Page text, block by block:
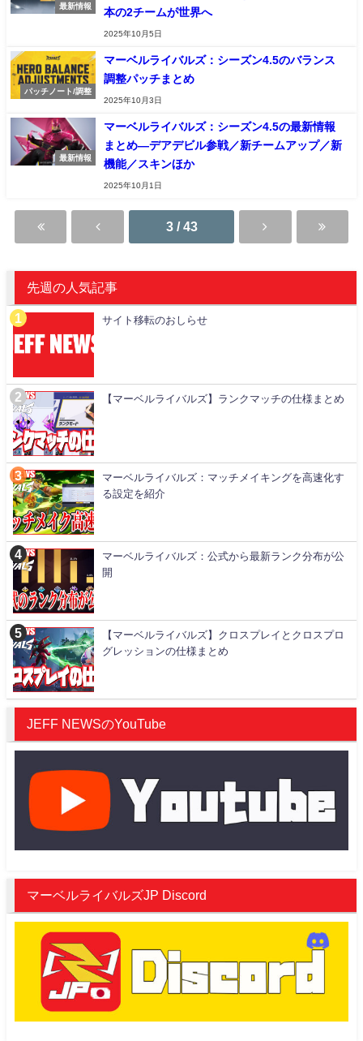
最新情報
本の2チームが世界へ
2025年10月5日
パッチノート/調整
マーベルライバルズ：シーズン4.5のバランス
調整パッチまとめ
2025年10月3日
最新情報
マーベルライバルズ：シーズン4.5の最新情報
まとめ—デアデビル参戦／新チームアップ／新
機能／スキンほか
2025年10月1日
3 / 43
先週の人気記事
サイト移転のおしらせ
【マーベルライバルズ】ランクマッチの仕様まとめ
マーベルライバルズ：マッチメイキングを高速化す
る設定を紹介
マーベルライバルズ：公式から最新ランク分布が公
開
【マーベルライバルズ】クロスプレイとクロスプロ
グレッションの仕様まとめ
JEFF NEWSのYouTube
マーベルライバルズJP Discord